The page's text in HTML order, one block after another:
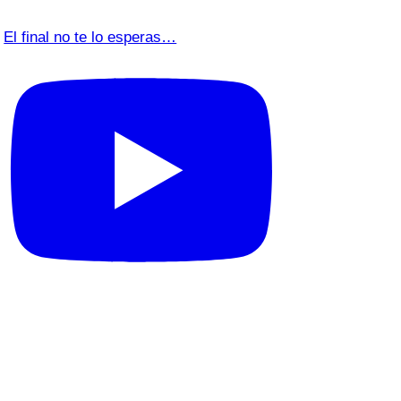
El final no te lo esperas…